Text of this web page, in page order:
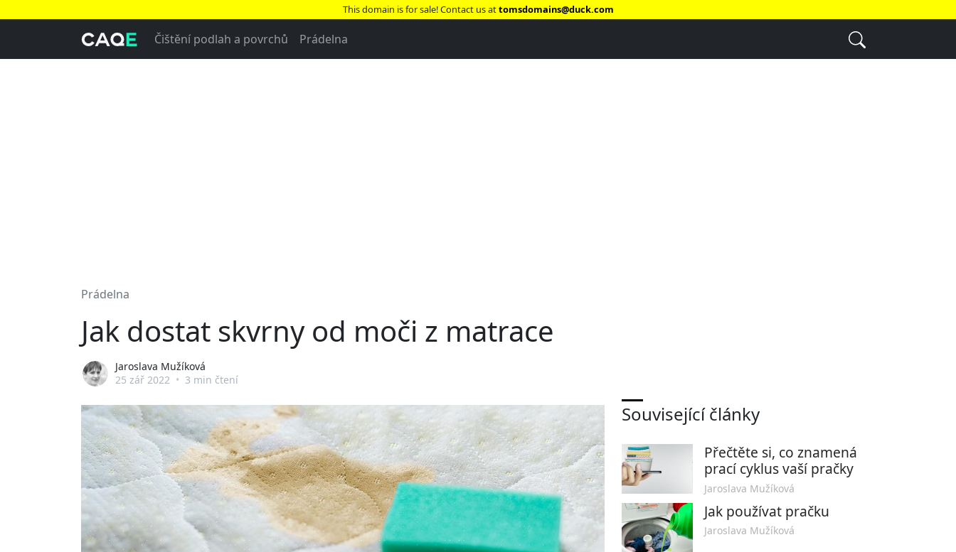
This domain is for sale! Contact us attomsdomains@duck.com
Čištění podlah a povrchů Prádelna
Prádelna
Jak dostat skvrny od moči z matrace
Jaroslava Mužíková
25 zář 2022 • 3 min čtení
Související články
Přečtěte si, co znamená
prací cyklus vaší pračky
Jaroslava Mužíková
Jak používat pračku
Jaroslava Mužíková